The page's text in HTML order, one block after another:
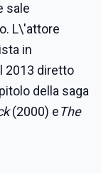
sale
L\'attore
in
2013 diretto
della saga
(2000) eThe